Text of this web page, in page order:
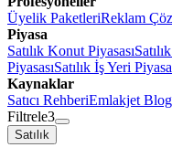
Üyelik PaketleriReklam
Piyasa
Satılık Konut Piyasası
PiyasasıSatılık İş Yeri
Kaynaklar
Satıcı RehberiEmlakjet Blog
Filtrele3
Satılık